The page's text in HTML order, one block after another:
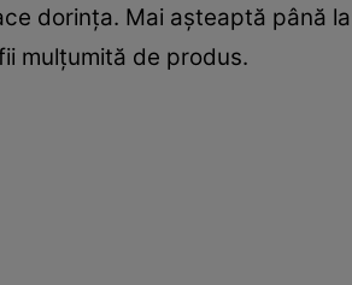
dorinţa. Mai aşteaptă până
mulţumită de produs.